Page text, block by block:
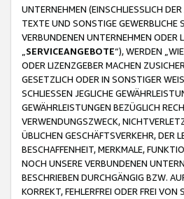
UNTERNEHMEN (EINSCHLIESSLICH
TEXTE UND SONSTIGE GEWERBLICHE
VERBUNDENEN UNTERNEHMEN ODER
SERVICEANGEBOTE“), WERDEN
ODER LIZENZGEBER MACHEN
GESETZLICH ODER IN SONSTIGER
SCHLIESSEN JEGLICHE
GEWÄHRLEISTUNGEN BEZÜGLICH
VERWENDUNGSZWECK,
ÜBLICHEN GESCHÄFTSVERKEHR, DER
BESCHAFFENHEIT, MERKMALE,
NOCH UNSERE VERBUNDENEN
BESCHRIEBEN DURCHGÄNGIG BZW.
KORREKT, FEHLERFREI ODER FREI